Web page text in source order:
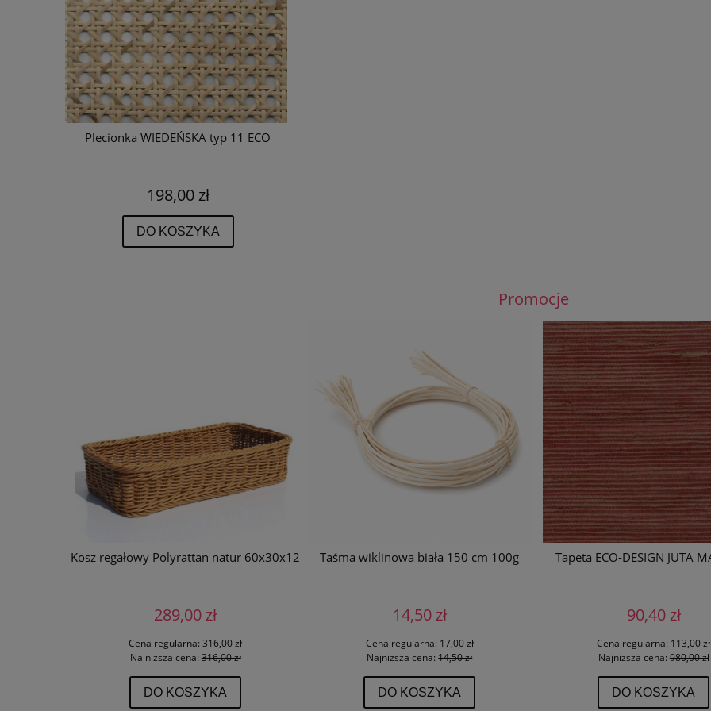
Plecionka WIEDEŃSKA typ 11 ECO
198,00 zł
DO KOSZYKA
Promocje
Kosz regałowy Polyrattan natur 60x30x12
289,00 zł
Cena regularna: 316,00 zł
Najniższa cena:316,00 zł
DO KOSZYKA
Taśma wiklinowa biała 150 cm 100g
14,50 zł
Cena regularna:17,00 zł
Najniższa cena: 14,50 zł
DO KOSZYKA
Tapeta ECO-DESIGN JUTA
90,40 zł
Cena regularna: 113,00 zł
Najniższa cena:980,00 zł
DO KOSZYKA